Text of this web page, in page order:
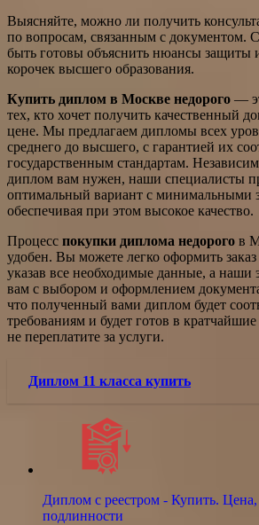
Выясняйте, можно ли получить
по вопросам, связанным с документом.
быть готовы объяснить нюансы защиты
корочек высшего образования.
Купить диплом в Москве недорого —
тех, кто хочет получить качественный
цене. Мы предлагаем дипломы всех
среднего до высшего, с гарантией их
государственным стандартам.
диплом вам нужен, наши специалисты
оптимальный вариант с минимальными
обеспечивая при этом высокое качество.
Процесс покупки диплома недорого в
удобен. Вы можете легко оформить заказ
указав все необходимые данные, а наши
вам с выбором и оформлением
что полученный вами диплом будет
требованиям и будет готов в
не переплатите за услуги.
Диплом 11 класса купить
Диплом с реестром - Купить. Цена,
подлинности